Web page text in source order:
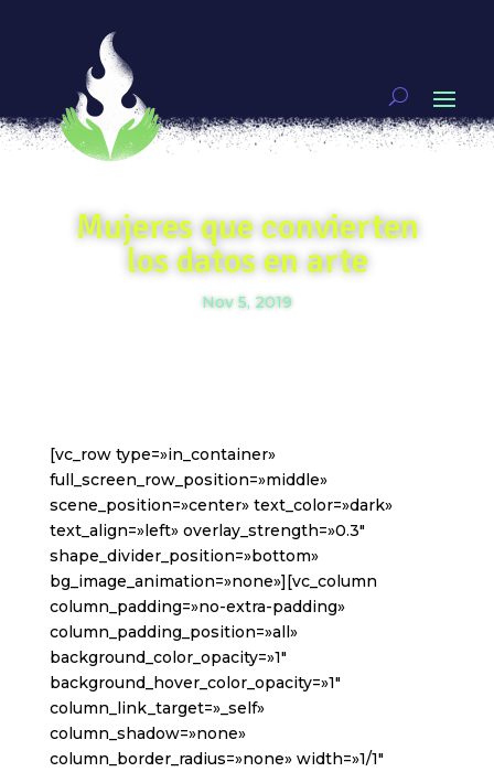
Mujeres que convierten
los datos en arte
Nov 5, 2019
[vc_row type=»in_container»
full_screen_row_position=»middle»
scene_position=»center» text_color=»dark»
text_align=»left» overlay_strength=»0.3″
shape_divider_position=»bottom»
bg_image_animation=»none»][vc_column
column_padding=»no-extra-padding»
column_padding_position=»all»
background_color_opacity=»1″
background_hover_color_opacity=»1″
column_link_target=»_self»
column_shadow=»none»
column_border_radius=»none» width=»1/1″